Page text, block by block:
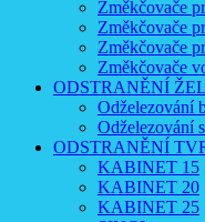
Změkčovače
Změkčovače
Změkčovače
Změkčovače
ODSTRANĚNÍ
Odželezování
Odželezování
ODSTRANĚNÍ
KABINET 15
KABINET 20
KABINET 25